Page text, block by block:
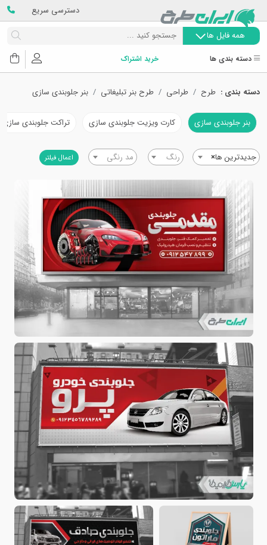
دسترسی سریع
همه فایل ها
دسته بندی ها خرید اشتراک
دسته بندی : طرح طراحی طرح بنر تبلیغاتی بنر جلوبندی سازی
بنر جلوبندی سازی کارت ویزیت جلوبندی سازی تراکت جلوبندی سازی
×جدیدترین ها رنگ مد رنگی اعمال فیلتر